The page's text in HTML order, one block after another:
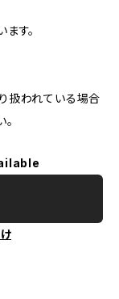
す。
扱われている場合